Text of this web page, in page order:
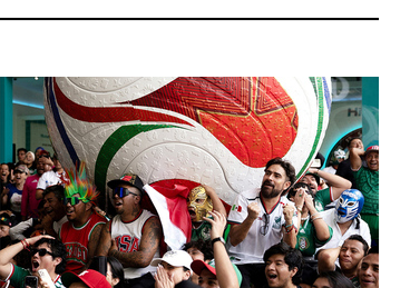
украинским сухогрузам в
Черном море
вчера, 18:47Школьники из РФ
стали абсолютными
чемпионами на олимпиаде по
ИИ
вчера, 18:39Два человека
погибли в результате удара
ВСУ по многоэтажке в Керчи